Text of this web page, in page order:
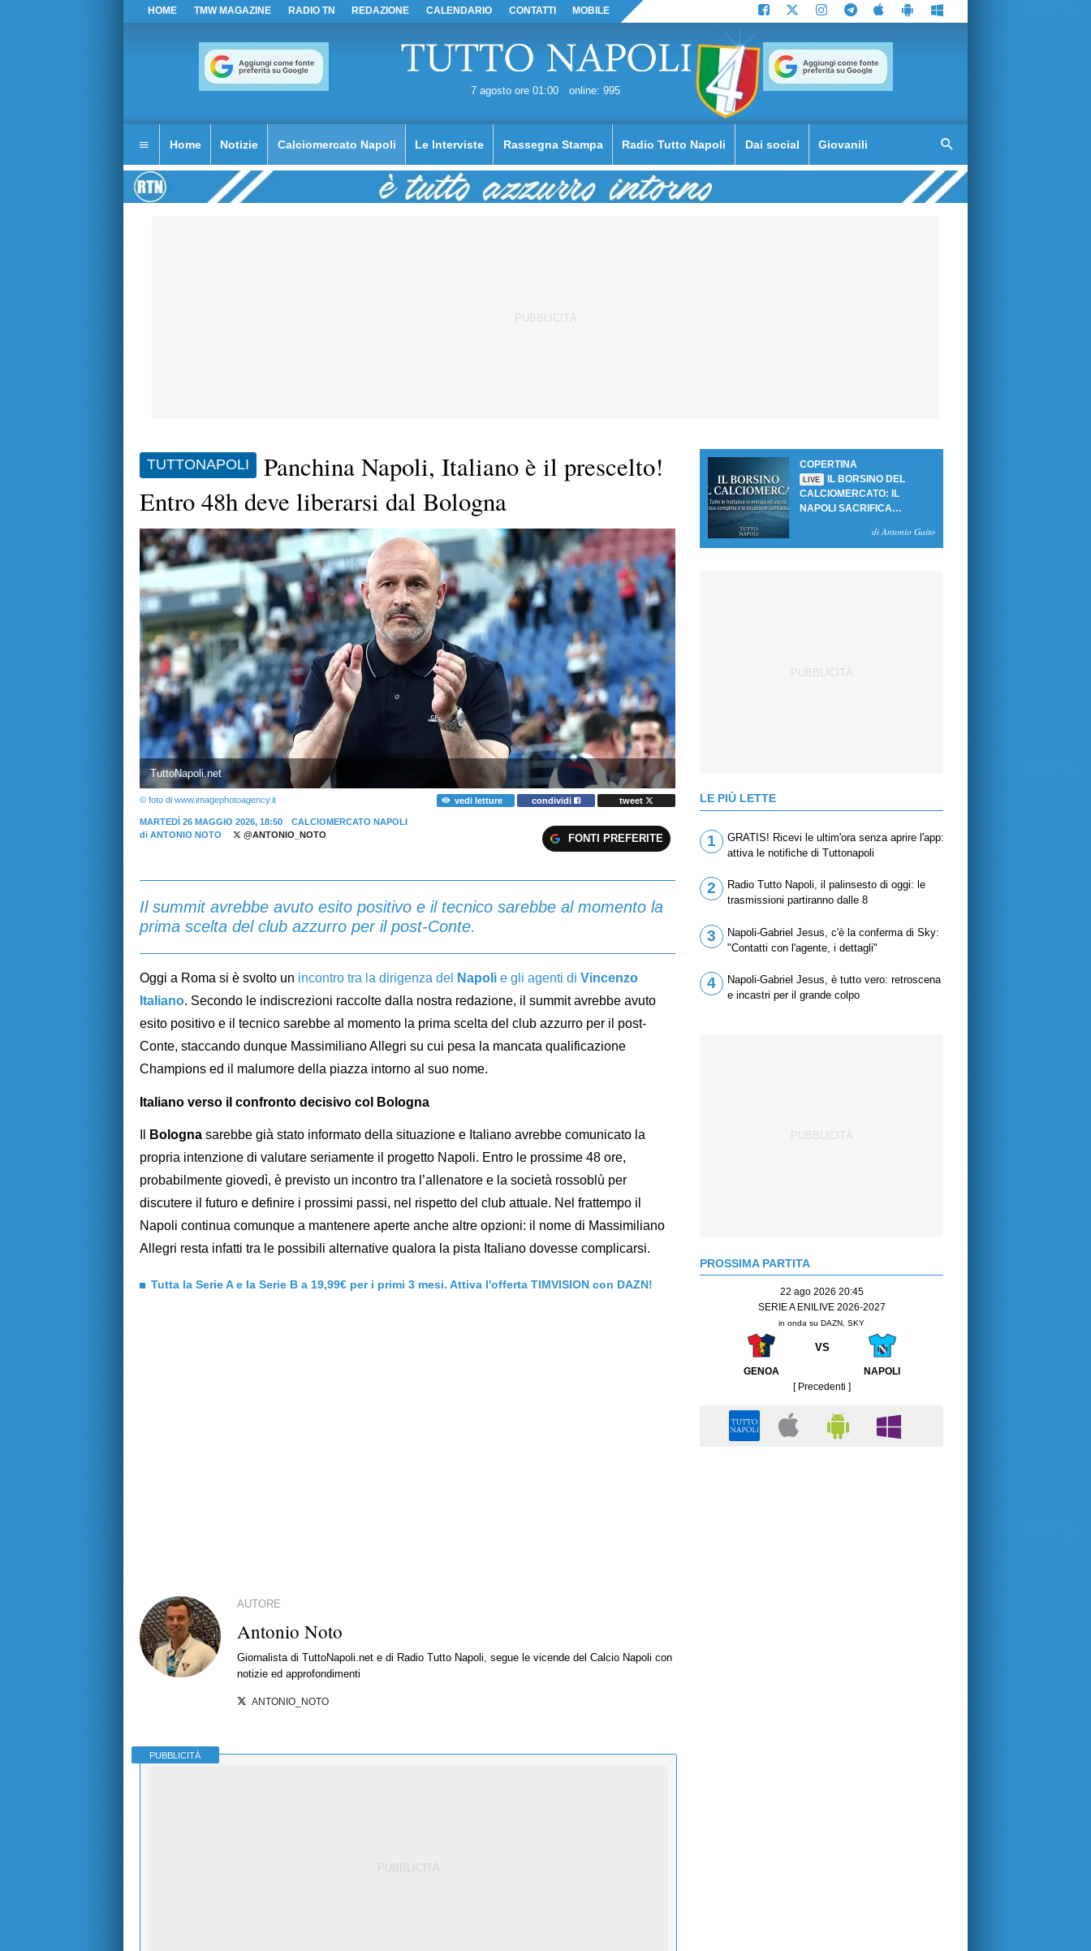
HOME TMW MAGAZINE RADIO TN REDAZIONE CALENDARIO CONTATTI MOBILE
7 agosto ore 01:00 online: 995
Home Notizie Calciomercato Napoli Le Interviste Rassegna Stampa Radio Tutto Napoli Dai social Giovanili
TUTTONAPOLI
Panchina Napoli, Italiano è il prescelto!
Entro 48h deve liberarsi dal Bologna
TuttoNapoli.net
© foto di www.imagephotoagency.it vedi letture condividi tweet
MARTEDÌ 26 MAGGIO 2026, 18:50
CALCIOMERCATO NAPOLI
di ANTONIO NOTO @ANTONIO_NOTO FONTI PREFERITE
Il summit avrebbe avuto esito positivo e il tecnico sarebbe al momento la
prima scelta del club azzurro per il post-Conte.
Oggi a Roma si è svolto un incontro tra la dirigenza del Napoli e gli agenti di Vincenzo
Italiano. Secondo le indiscrezioni raccolte dalla nostra redazione, il summit avrebbe avuto
esito positivo e il tecnico sarebbe al momento la prima scelta del club azzurro per il post-
Conte, staccando dunque Massimiliano Allegri su cui pesa la mancata qualificazione
Champions ed il malumore della piazza intorno al suo nome.
Italiano verso il confronto decisivo col Bologna
Bologna sarebbe già stato informato della situazione e Italiano avrebbe comunicato la
propria intenzione di valutare seriamente il progetto Napoli. Entro le prossime 48 ore,
probabilmente giovedì, è previsto un incontro tra l’allenatore e la società rossoblù per
discutere il futuro e definire i prossimi passi, nel rispetto del club attuale. Nel frattempo il
Napoli continua comunque a mantenere aperte anche altre opzioni: il nome di Massimiliano
Allegri resta infatti tra le possibili alternative qualora la pista Italiano dovesse complicarsi.
Tutta la Serie A e la Serie B a 19,99€ per i primi 3 mesi. Attiva l'offerta TIMVISION con DAZN!
AUTORE
Antonio Noto
Giornalista di TuttoNapoli.net e di Radio Tutto Napoli, segue le vicende del Calcio Napoli con
notizie ed approfondimenti
ANTONIO_NOTO
PUBBLICITÀ
COPERTINA
LIVE
IL BORSINO DEL
CALCIOMERCATO: IL
NAPOLI SACRIFICA
SBLOCCANO ARRIVIdi Antonio Gaito
LE PIÙ LETTE
1
GRATIS! Ricevi le ultim'ora senza aprire l'app:
attiva le notifiche di Tuttonapoli
2
Radio Tutto Napoli, il palinsesto di oggi: le
trasmissioni partiranno dalle 8
3
Napoli-Gabriel Jesus, c'è la conferma di Sky:
"Contatti con l'agente, i dettagli"
4
Napoli-Gabriel Jesus, è tutto vero: retroscena
e incastri per il grande colpo
PROSSIMA PARTITA
22 ago 2026 20:45
SERIE A ENILIVE 2026-2027
in onda su DAZN, SKY
VS
GENOA
NAPOLI
[ Precedenti ]